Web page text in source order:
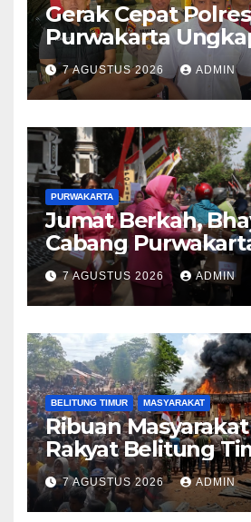
Gerak Cepat Polres
Purwakarta
Dugaan
Cikopo, Terduga
Diamankan Sesaat
Kejadian
7 AGUSTUS 2026 ADMIN
PURWAKARTA
Jumat Berkah,
Cabang
Paket Makan Siang
Masyarakat
7 AGUSTUS 2026 ADMIN
BELITUNG TIMUR MASYARAKAT
Ribuan
Rakyat Belitung
Geruduk Kantor
Beltim Spontan
7 AGUSTUS 2026 ADMIN